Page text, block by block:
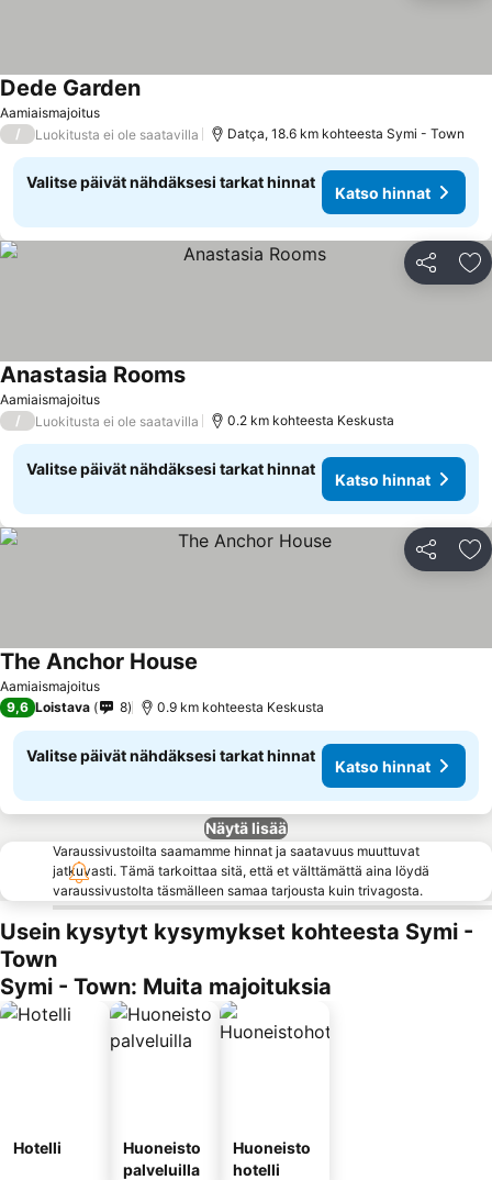
Aamiaismajoitus
Dede Garden
/ Luokitusta ei ole saatavilla Datça, 18.6 km kohteesta Symi - Town
Valitse päivät nähdäksesi tarkat hinnat
Katso hinnat
Jaa
Aamiaismajoitus
Anastasia Rooms
/ Luokitusta ei ole saatavilla 0.2 km kohteesta Keskusta
Valitse päivät nähdäksesi tarkat hinnat
Katso hinnat
Jaa
Aamiaismajoitus
The Anchor House
9,6 Loistava 8 0.9 km kohteesta Keskusta
Valitse päivät nähdäksesi tarkat hinnat
Katso hinnat
Näytä lisää
Varaussivustoilta saamamme hinnat ja saatavuus muuttuvat
jatkuvasti. Tämä tarkoittaa sitä, että et välttämättä aina löydä
varaussivustolta täsmälleen samaa tarjousta kuin trivagosta.
Usein kysytyt kysymykset kohteesta Symi -
Town
Symi - Town: Muita majoituksia
Hotelli
Huoneisto
palveluilla
Huoneisto
hotelli